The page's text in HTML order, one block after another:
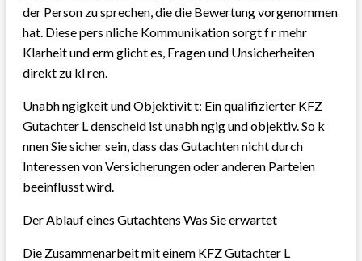
der Person zu sprechen, die die Bewertung vorgenommen
hat. Diese pers nliche Kommunikation sorgt f r mehr
Klarheit und erm glicht es, Fragen und Unsicherheiten
direkt zu kl ren.
Unabh ngigkeit und Objektivit t: Ein qualifizierter KFZ
Gutachter L denscheid ist unabh ngig und objektiv. So k
nnen Sie sicher sein, dass das Gutachten nicht durch
Interessen von Versicherungen oder anderen Parteien
beeinflusst wird.
Der Ablauf eines Gutachtens Was Sie erwartet
Die Zusammenarbeit mit einem KFZ Gutachter L